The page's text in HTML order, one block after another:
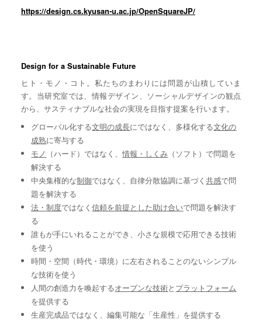
https://design.cs.kyusan-u.ac.jp/OpenSquareJP/
Design for a Sustainable Future
ヒト・モノ・コト。私たちのまわりには問題が山積していま
す。当研究室では、情報デザイン、ソーシャルデザインの観点
から、サスティナブルな社会の実現を目指す提案を行います。
グローバル化する文明の成長にではなく、多様化する文化の
成熟に寄与する
モノ （ハード）ではなく、情報・しくみ （ソフト）で問題を
解決する
中央集権的な制御ではなく、自律分散協調に基づく共感で問
題を解決する
法・制度ではなく信頼を前提とした助け合いで問題を解決す
る
誰もが手にいれることができ、小さな規模で応用できる技術
を使う
時間・空間（時代・環境）に左右されることのないシンプル
な技術を使う
人間の創造力を喚起するオープンな技術と プラットフォーム
を提供する
生産完成品ではなく、編集可能な「生産性」を提供する